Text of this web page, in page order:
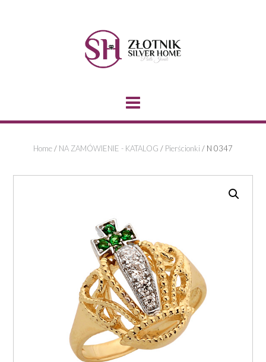
Home/ NA ZAMÓWIENIE - KATALOG / Pierścionki / N 0347